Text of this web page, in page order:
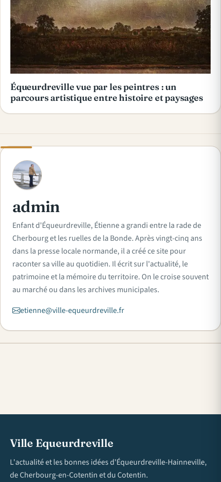
Équeurdreville vue par les peintres : un
parcours artistique entre histoire et paysages
A
admin
Enfant d'Équeurdreville, Étienne a grandi entre la rade de
Cherbourg et les ruelles de la Bonde. Après vingt-cinq ans
dans la presse locale normande, il a créé ce site pour
raconter sa ville au quotidien. Il écrit sur l'actualité, le
patrimoine et la mémoire du territoire. On le croise souvent
au marché ou dans les archives municipales.
etienne@ville-equeurdreville.fr
Ville Equeurdreville
L'actualité et les bonnes idées d'Équeurdreville-Hainneville,
de Cherbourg-en-Cotentin et du Cotentin.